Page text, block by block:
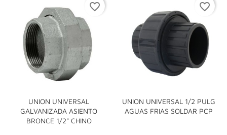
UNION UNIVERSAL
GALVANIZADA ASIENTO
BRONCE 1/2" CHINO
favorite_border
UNION UNIVERSAL 1/2 PULG
AGUAS FRIAS SOLDAR PCP
favorite_border